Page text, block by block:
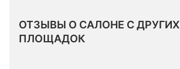
ОТЗЫВЫ О САЛОНЕ С ДРУГИХ
ПЛОЩАДОК